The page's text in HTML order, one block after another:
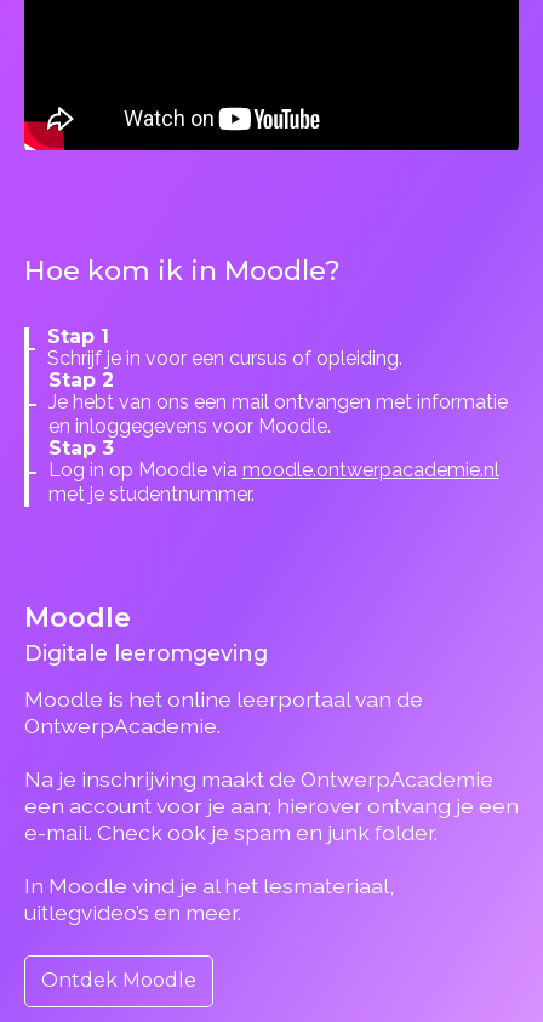
Hoe kom ik in Moodle?
Stap 1
Schrijf je in voor een cursus of opleiding.
Stap 2
Je hebt van ons een mail ontvangen met informatie
en inloggegevens voor Moodle.
Stap 3
Log in op Moodle via moodle.ontwerpacademie.nl
met je studentnummer.
Moodle
Digitale leeromgeving
Moodle is het online leerportaal van de
OntwerpAcademie.
Na je inschrijving maakt de OntwerpAcademie
een account voor je aan; hierover ontvang je een
e-mail. Check ook je spam en junk folder.
In Moodle vind je al het lesmateriaal,
uitlegvideo’s en meer.
Ontdek Moodle